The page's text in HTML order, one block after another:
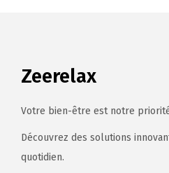
Zeerelax
Votre bien-être est notre
Découvrez des solutions
quotidien.